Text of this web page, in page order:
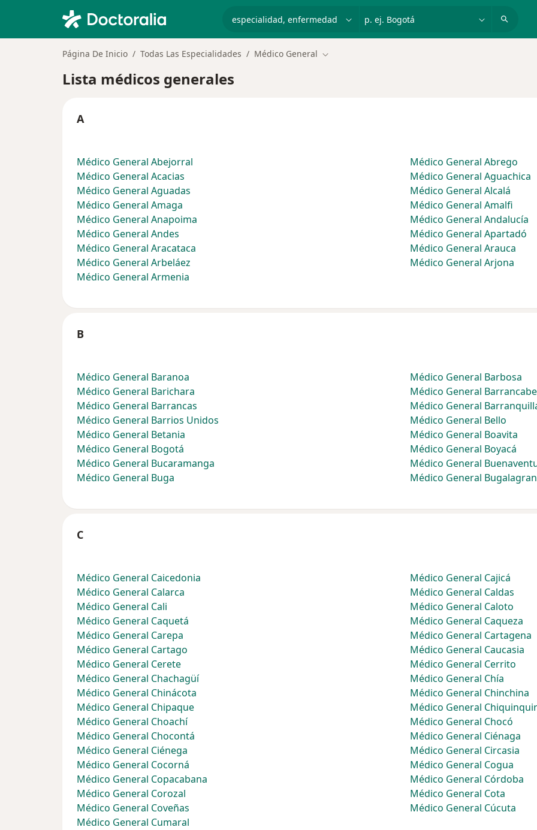
p. ej. Bogotá
Página De Inicio Todas Las Especialidades Médico General Cambiar de ciudad
Lista médicos generales
A
Médico General Abejorral
Médico General Abrego
Médico General Acacias
Médico General Aguachica
Médico General Aguadas
Médico General Alcalá
Médico General Amaga
Médico General Amalfi
Médico General Anapoima
Médico General Andalucía
Médico General Andes
Médico General Apartadó
Médico General Aracataca
Médico General Arauca
Médico General Arbeláez
Médico General Arjona
Médico General Armenia
B
Médico General Baranoa
Médico General Barbosa
Médico General Barichara
Médico General
Médico General Barrancas
Médico General
Médico General Barrios Unidos
Médico General Bello
Médico General Betania
Médico General Boavita
Médico General Bogotá
Médico General Boyacá
Médico General Bucaramanga
Médico General
Médico General Buga
Médico General
C
Médico General Caicedonia
Médico General Cajicá
Médico General Calarca
Médico General Caldas
Médico General Cali
Médico General Caloto
Médico General Caquetá
Médico General Caqueza
Médico General Carepa
Médico General Cartagena
Médico General Cartago
Médico General Caucasia
Médico General Cerete
Médico General Cerrito
Médico General Chachagüí
Médico General Chía
Médico General Chinácota
Médico General Chinchina
Médico General Chipaque
Médico General
Médico General Choachí
Médico General Chocó
Médico General Chocontá
Médico General Ciénaga
Médico General Ciénega
Médico General Circasia
Médico General Cocorná
Médico General Cogua
Médico General Copacabana
Médico General Córdoba
Médico General Corozal
Médico General Cota
Médico General Coveñas
Médico General Cúcuta
Médico General Cumaral